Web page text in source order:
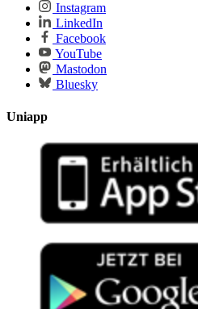
Instagram
LinkedIn
Facebook
YouTube
Mastodon
Bluesky
Uniapp